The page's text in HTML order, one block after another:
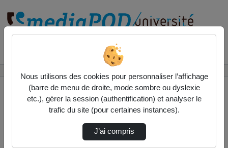
1 vidéo trouvée
Nous utilisons des cookies pour personnaliser l’affichage
(barre de menu de droite, mode sombre ou dyslexie
etc.), gérer la session (authentification) et analyser le
trafic du site (pour certaines instances).
J’ai compris